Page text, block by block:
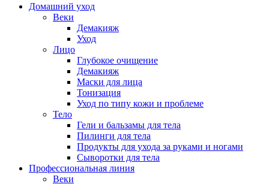
Домашний уход
Веки
Демакияж
Уход
Лицо
Глубокое очищение
Демакияж
Маски для лица
Тонизация
Уход по типу кожи и проблеме
Тело
Гели и бальзамы для тела
Пилинги для тела
Продукты для ухода за руками и ногами
Сыворотки для тела
Профессиональная линия
Веки